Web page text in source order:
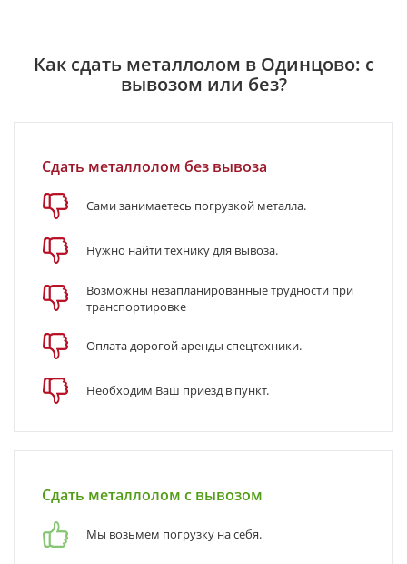
Как сдать металлолом в Одинцово: с
вывозом или без?
Сдать металлолом без вывоза
Сами занимаетесь погрузкой металла.
Нужно найти технику для вывоза.
Возможны незапланированные трудности при
транспортировке
Оплата дорогой аренды спецтехники.
Необходим Ваш приезд в пункт.
Сдать металлолом с вывозом
Мы возьмем погрузку на себя.